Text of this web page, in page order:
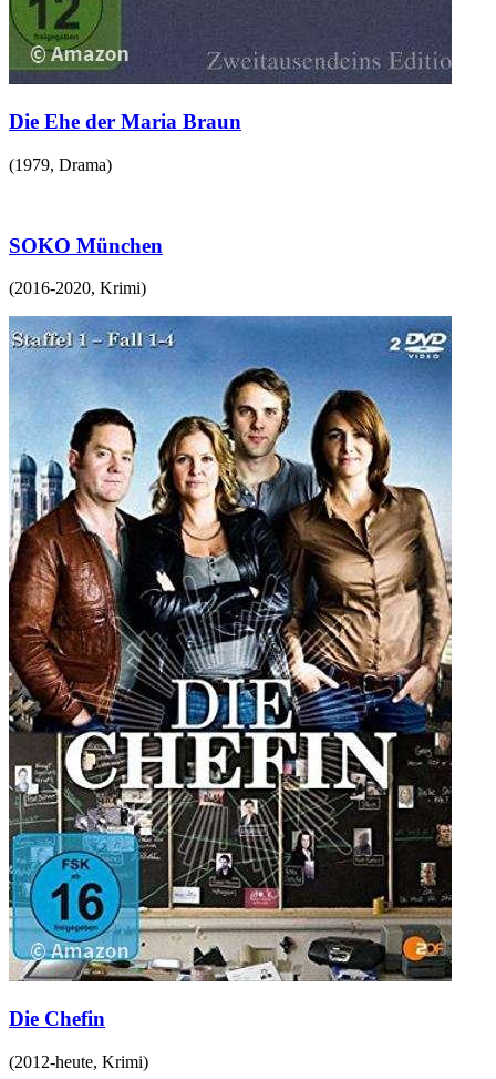
Die Ehe der Maria Braun
(1979, Drama)
SOKO München
(2016-2020, Krimi)
Die Chefin
(2012-heute, Krimi)